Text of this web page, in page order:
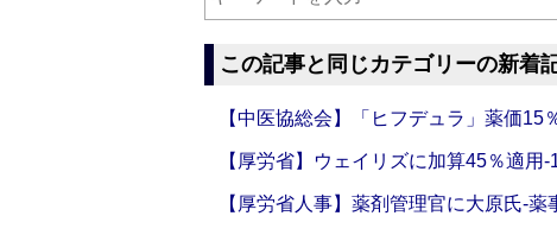
この記事と同じカテゴリーの新着
【中医協総会】「ヒフデュラ」薬価15
【厚労省】ウェイリズに加算45％適用
【厚労省人事】薬剤管理官に大原氏‐